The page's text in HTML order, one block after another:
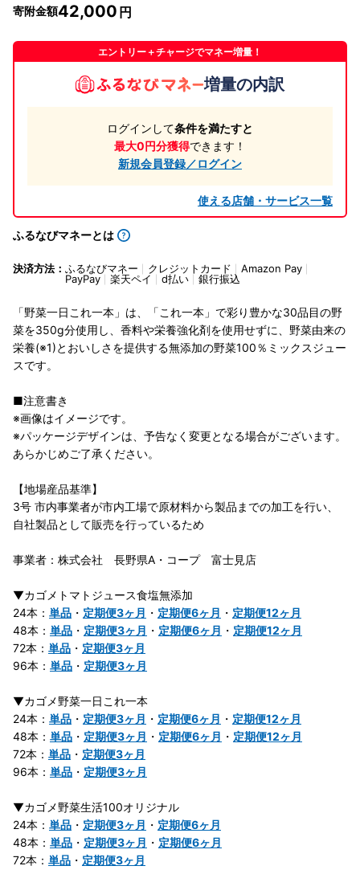
寄附金額42,000
エントリー＋チャージでマネー増量！
増量の内訳
ログインして条件を満たすと
最大0円分獲得できます！
新規会員登録／ログイン
使える店舗・サービス一覧
ふるなびマネーとは
決済方法： ふるなびマネー クレジットカード
Amazon Pay
PayPay
楽天ペイ d払い 銀行振込
「野菜一日これ一本」は、「これ一本」で彩り豊かな30品目の野
菜を350g分使用し、香料や栄養強化剤を使用せずに、野菜由来の
栄養(※1)とおいしさを提供する無添加の野菜100％ミックスジュー
スです。
■注意書き
※画像はイメージです。
※パッケージデザインは、予告なく変更となる場合がございます。
あらかじめご了承ください。
【地場産品基準】
3号 市内事業者が市内工場で原材料から製品までの加工を行い、
自社製品として販売を行っているため
事業者：株式会社 長野県A・コープ 富士見店
▼カゴメトマトジュース食塩無添加
24本： 単品 ・ 定期便3ヶ月 ・ 定期便6ヶ月 ・ 定期便12ヶ月
48本： 単品 ・ 定期便3ヶ月 ・ 定期便6ヶ月 ・ 定期便12ヶ月
72本： 単品 ・ 定期便3ヶ月
96本： 単品 ・ 定期便3ヶ月
▼カゴメ野菜一日これ一本
24本： 単品 ・ 定期便3ヶ月 ・ 定期便6ヶ月 ・ 定期便12ヶ月
48本： 単品 ・ 定期便3ヶ月 ・ 定期便6ヶ月 ・ 定期便12ヶ月
72本： 単品 ・ 定期便3ヶ月
96本： 単品 ・ 定期便3ヶ月
▼カゴメ野菜生活100オリジナル
24本： 単品 ・ 定期便3ヶ月 ・ 定期便6ヶ月
48本： 単品 ・ 定期便3ヶ月 ・ 定期便6ヶ月
72本： 単品 ・ 定期便3ヶ月